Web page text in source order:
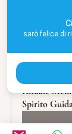
Rituale
Spirito
sarò felice di